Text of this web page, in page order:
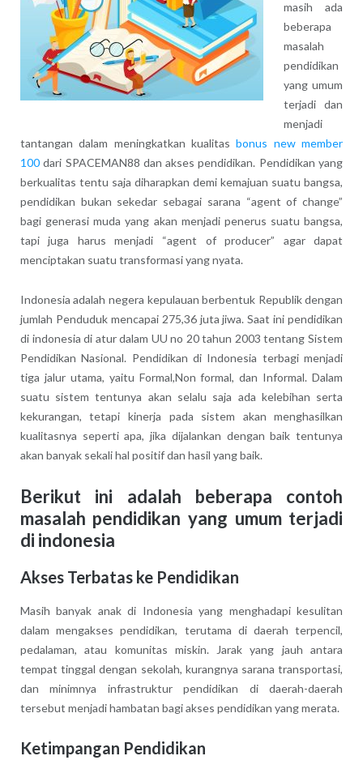
masih ada
beberapa
masalah
pendidikan
yang umum
terjadi dan
menjadi
tantangan dalam meningkatkan kualitasbonus new member
100dari SPACEMAN88 dan akses pendidikan. Pendidikan yang
berkualitas tentu saja diharapkan demi kemajuan suatu bangsa,
pendidikan bukan sekedar sebagai sarana “agent of change”
bagi generasi muda yang akan menjadi penerus suatu bangsa,
tapi juga harus menjadi “agent of producer” agar dapat
menciptakan suatu transformasi yang nyata.
Indonesia adalah negera kepulauan berbentuk Republik dengan
jumlah Penduduk mencapai 275,36 juta jiwa. Saat ini pendidikan
di indonesia di atur dalam UU no 20 tahun 2003 tentang Sistem
Pendidikan Nasional. Pendidikan di Indonesia terbagi menjadi
tiga jalur utama, yaitu Formal,Non formal, dan Informal. Dalam
suatu sistem tentunya akan selalu saja ada kelebihan serta
kekurangan, tetapi kinerja pada sistem akan menghasilkan
kualitasnya seperti apa, jika dijalankan dengan baik tentunya
akan banyak sekali hal positif dan hasil yang baik.
Berikut ini adalah beberapa contoh
masalah pendidikan yang umum terjadi
di indonesia
Akses Terbatas ke Pendidikan
Masih banyak anak di Indonesia yang menghadapi kesulitan
dalam mengakses pendidikan, terutama di daerah terpencil,
pedalaman, atau komunitas miskin. Jarak yang jauh antara
tempat tinggal dengan sekolah, kurangnya sarana transportasi,
dan minimnya infrastruktur pendidikan di daerah-daerah
tersebut menjadi hambatan bagi akses pendidikan yang merata.
Ketimpangan Pendidikan